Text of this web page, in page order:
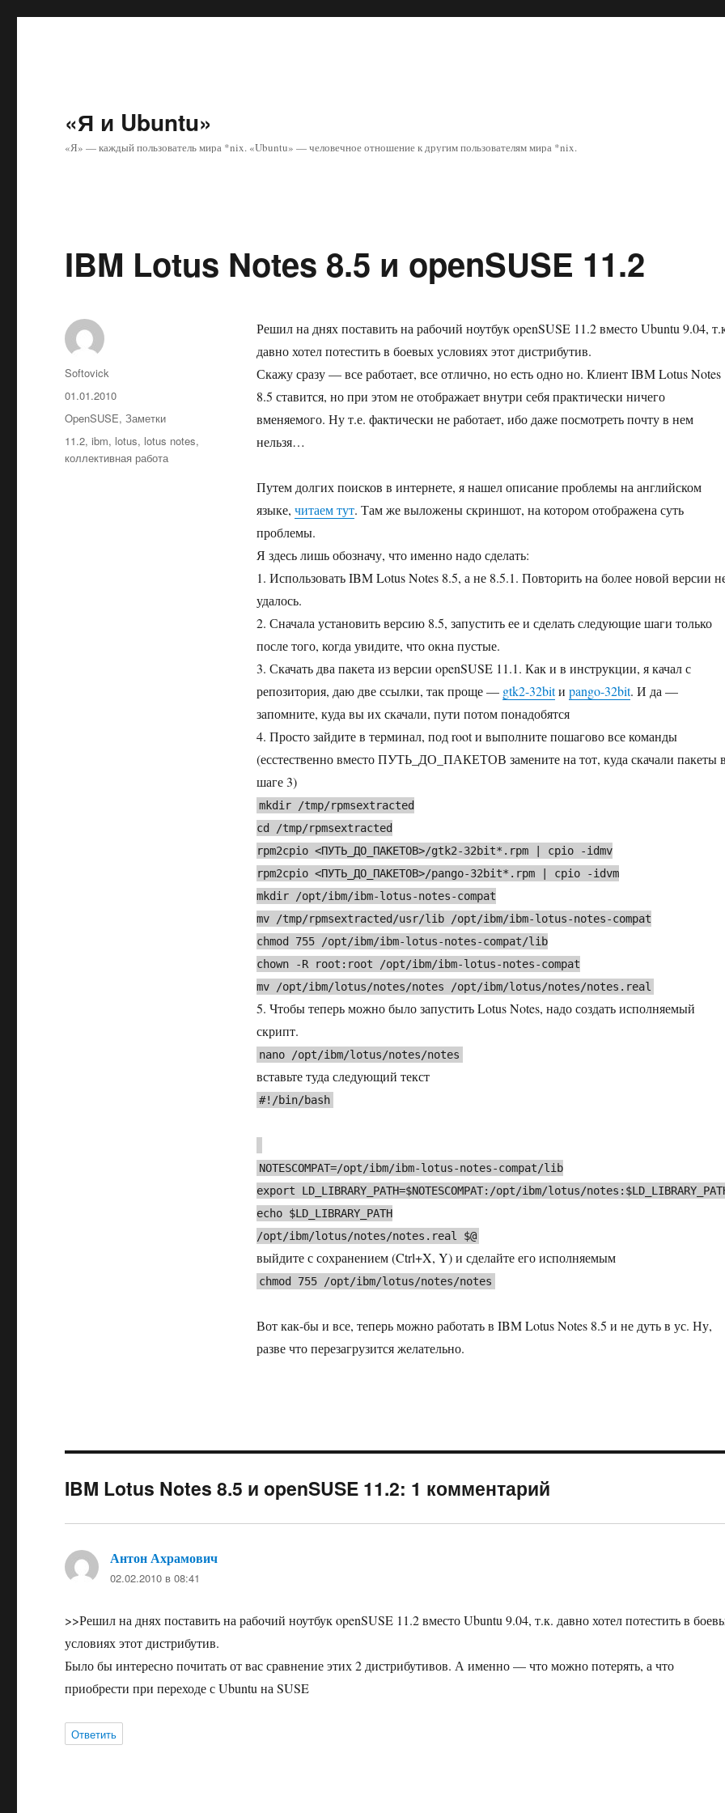
«Я и Ubuntu»
«Я» — каждый пользователь мира *nix. «Ubuntu» — человечное отношение к другим пользователям мира *nix.
IBM Lotus Notes 8.5 и openSUSE 11.2
Решил на днях поставить на рабочий ноутбук openSUSE 11.2 вместо Ubuntu 9.04,
давно хотел потестить в боевых условиях этот дистрибутив.
Скажу сразу — все работает, все отлично, но есть одно но. Клиент IBM Lotus Notes
8.5 ставится, но при этом не отображает внутри себя практически ничего
вменяемого. Ну т.е. фактически не работает, ибо даже посмотреть почту в нем
нельзя…
Путем долгих поисков в интернете, я нашел описание проблемы на английском
языке, читаем тут. Там же выложены скриншот, на котором отображена суть
проблемы.
Я здесь лишь обозначу, что именно надо сделать:
1. Использовать IBM Lotus Notes 8.5, а не 8.5.1. Повторить на более новой версии
удалось.
2. Сначала установить версию 8.5, запустить ее и сделать следующие шаги только
после того, когда увидите, что окна пустые.
3. Скачать два пакета из версии openSUSE 11.1. Как и в инструкции, я качал с
репозитория, даю две ссылки, так проще — gtk2-32bitи pango-32bit. И да —
запомните, куда вы их скачали, пути потом понадобятся
4. Просто зайдите в терминал, под root и выполните пошагово все команды
(есстественно вместо ПУТЬ_ДО_ПАКЕТОВ замените на тот, куда скачали пакеты
шаге 3)
mkdir /tmp/rpmsextracted
cd /tmp/rpmsextracted
rpm2cpio <ПУТЬ_ДО_ПАКЕТОВ>/gtk2-32bit*.rpm | cpio -idmv
rpm2cpio <ПУТЬ_ДО_ПАКЕТОВ>/pango-32bit*.rpm | cpio -idvm
mkdir /opt/ibm/ibm-lotus-notes-compat
mv /tmp/rpmsextracted/usr/lib /opt/ibm/ibm-lotus-notes-compat
chmod 755 /opt/ibm/ibm-lotus-notes-compat/lib
chown -R root:root /opt/ibm/ibm-lotus-notes-compat
mv /opt/ibm/lotus/notes/notes /opt/ibm/lotus/notes/notes.real
5. Чтобы теперь можно было запустить Lotus Notes, надо создать исполняемый
скрипт.
nano /opt/ibm/lotus/notes/notes
вставьте туда следующий текст
#!/bin/bash
NOTESCOMPAT=/opt/ibm/ibm-lotus-notes-compat/lib
export LD_LIBRARY_PATH=$NOTESCOMPAT:/opt/ibm/lotus/
echo $LD_LIBRARY_PATH
/opt/ibm/lotus/notes/notes.real $@
выйдите с сохранением (Ctrl+X, Y) и сделайте его исполняемым
chmod 755 /opt/ibm/lotus/notes/notes
Вот как-бы и все, теперь можно работать в IBM Lotus Notes 8.5 и не дуть в ус. Ну,
разве что перезагрузится желательно.
Автор
Softovick
Опубликовано
01.01.2010
Рубрики
OpenSUSE,Заметки
Метки
11.2,ibm, lotus, lotus notes,
коллективная работа
IBM Lotus Notes 8.5 и openSUSE 11.2: 1 комментарий
Антон Ахрамович
02.02.2010 в 08:41
>>Решил на днях поставить на рабочий ноутбук openSUSE 11.2 вместо Ubuntu 9.04, т.к. давно хотел потестить в
условиях этот дистрибутив.
Было бы интересно почитать от вас сравнение этих 2 дистрибутивов. А именно — что можно потерять, а что
приобрести при переходе с Ubuntu на SUSE
Ответить